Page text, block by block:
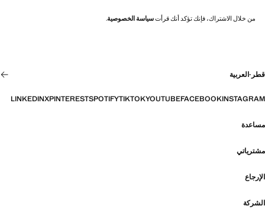
من خلال الاشتراك، فإنك تؤكد أنك قرأتسياسة الخصوصية.
قطر ·العربية
INSTAGRAM
FACEBOOK
YOUTUBE
TIKTOK
SPOTIFY
PINTEREST
X
LINKEDIN
مساعدة
مشترياتي
الإرجاع
الشركة